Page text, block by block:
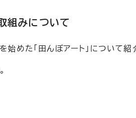
取組みについて
めた「田んぼアート」について紹